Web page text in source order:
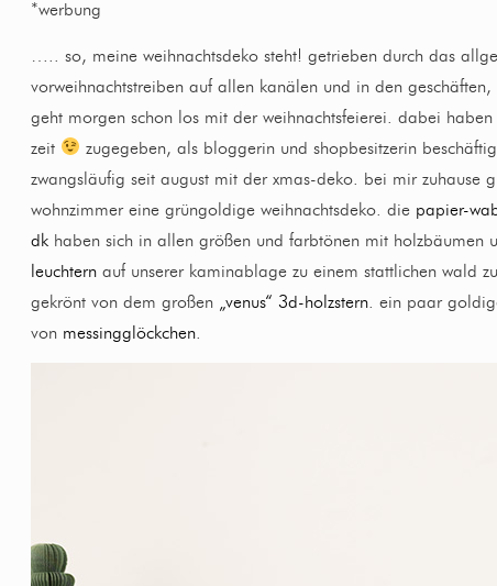
*werbung
….. so, meine weihnachtsdeko steht! getrieben durch das
vorweihnachtstreiben auf allen kanälen und in den
geht morgen schon los mit der weihnachtsfeierei. dabei
zeit
zugegeben, als bloggerin und shopbesitzerin
zwangsläufig seit august mit der xmas-deko. bei mir zuhause
wohnzimmer eine grüngoldige weihnachtsdeko. die papier-
dk haben sich in allen größen und farbtönen mit holzbäumen
leuchtern auf unserer kaminablage zu einem stattlichen wald
gekrönt von dem großen
„venus“ 3d-holzstern . ein paar
von messingglöckchen